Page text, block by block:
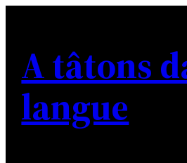
contenu
A tâtons
langue